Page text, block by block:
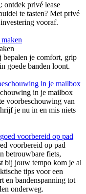
ontdek privé lease
te tasten? Met privé
vooraf.
bepalen je comfort, grip
goede banden loont.
in je mailbox
voorbeschouwing van
je nu in en mis niets
voorbereid op pad
betrouwbare fiets,
bij jouw tempo kom je al
tips voor een
en bandenspanning tot
onderweg.